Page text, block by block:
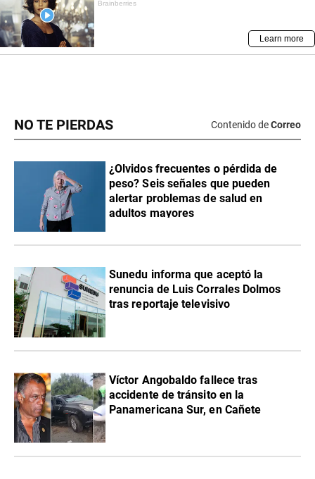
NO TE PIERDAS Contenido deCorreo
¿Olvidos frecuentes o pérdida de
peso? Seis señales que pueden
alertar problemas de salud en
adultos mayores
Sunedu informa que aceptó la
renuncia de Luis Corrales Dolmos
tras reportaje televisivo
Víctor Angobaldo fallece tras
accidente de tránsito en la
Panamericana Sur, en Cañete